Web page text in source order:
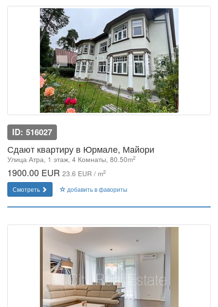
ID: 516027
Сдают квартиру в Юрмале, Мaйори
Улица Атра, 1 этаж, 4 Комнаты, 80.50m2
1900.00 EUR 23.6 EUR / m2
Смотреть добавить в фавориты